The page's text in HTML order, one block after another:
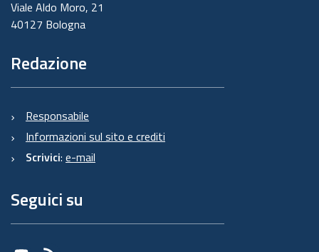
Viale Aldo Moro, 21
40127 Bologna
Redazione
Responsabile
Informazioni sul sito e crediti
Scrivici: e-mail
Seguici su